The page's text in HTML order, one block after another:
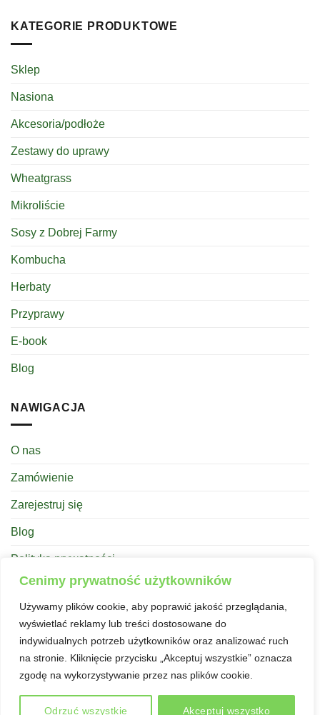
Cenimy prywatność użytkowników
Używamy plików cookie, aby poprawić jakość przeglądania,
wyświetlać reklamy lub treści dostosowane do
indywidualnych potrzeb użytkowników oraz analizować ruch
na stronie. Kliknięcie przycisku „Akceptuj wszystkie” oznacza
zgodę na wykorzystywanie przez nas plików cookie.
Odrzuć wszystkie Akceptuj wszystko
KATEGORIE PRODUKTOWE
Sklep
Nasiona
Akcesoria/podłoże
Zestawy do uprawy
Wheatgrass
Mikroliście
Sosy z Dobrej Farmy
Kombucha
Herbaty
Przyprawy
E-book
Blog
NAWIGACJA
O nas
Zamówienie
Zarejestruj się
Blog
Polityka prywatności
Mikroliście Wrocław